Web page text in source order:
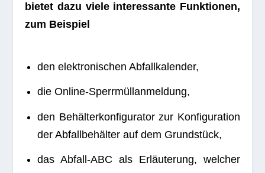
bie­tet dazu viele inter­es­sante Funk­tio­nen,
zum Beispiel
den elek­tro­ni­schen Abfallkalender,
die Online-Sperr­müll­an­mel­dung,
den Behäl­ter­kon­fi­gu­ra­tor zur Kon­fi­gu­ra­tion
der Abfall­be­häl­ter auf dem Grundstück,
das Abfall-ABC als Erläu­te­rung, wel­cher